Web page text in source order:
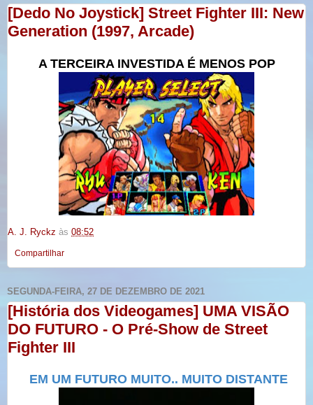
[Dedo No Joystick] Street Fighter III: New
Generation (1997, Arcade)
A TERCEIRA INVESTIDA É MENOS POP
A. J. Ryckz às 08:52
Compartilhar
SEGUNDA-FEIRA, 27 DE DEZEMBRO DE 2021
[História dos Videogames] UMA VISÃO
DO FUTURO - O Pré-Show de Street
Fighter III
EM UM FUTURO MUITO.. MUITO DISTANTE